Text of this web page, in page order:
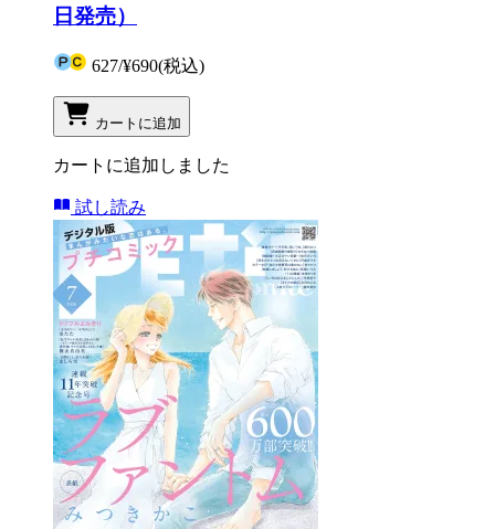
日発売）
627/¥690(税込)
カートに追加
カートに追加しました
試し読み